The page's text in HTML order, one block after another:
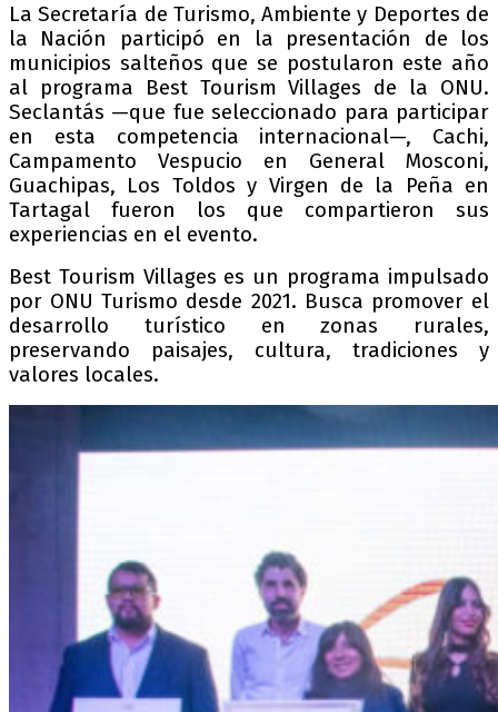
La Secretaría de Turismo, Ambiente y Deportes de
la Nación participó en la presentación de los
municipios salteños que se postularon este año
al programa Best Tourism Villages de la ONU.
Seclantás —que fue seleccionado para participar
en esta competencia internacional—, Cachi,
Campamento Vespucio en General Mosconi,
Guachipas, Los Toldos y Virgen de la Peña en
Tartagal fueron los que compartieron sus
experiencias en el evento.
Best Tourism Villages es un programa impulsado
por ONU Turismo desde 2021. Busca promover el
desarrollo turístico en zonas rurales,
preservando paisajes, cultura, tradiciones y
valores locales.